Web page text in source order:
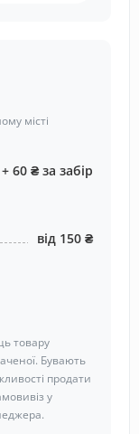
місті
+ 60 ₴ за забір
від 150 ₴
товару
Бувають
продати
у